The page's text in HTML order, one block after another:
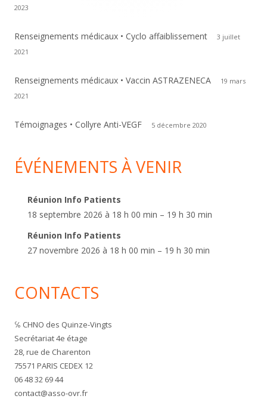
2023
Renseignements médicaux • Cyclo affaiblissement
3 juillet
2021
Renseignements médicaux • Vaccin ASTRAZENECA
19 mars
2021
Témoignages • Collyre Anti-VEGF 5 décembre 2020
ÉVÉNEMENTS À VENIR
Réunion Info Patients
18 septembre 2026 à 18 h 00 min – 19 h 30 min
Réunion Info Patients
27 novembre 2026 à 18 h 00 min – 19 h 30 min
CONTACTS
℅ CHNO des Quinze-Vingts
Secrétariat 4e étage
28, rue de Charenton
75571 PARIS CEDEX 12
06 48 32 69 44
contact@asso-ovr.fr